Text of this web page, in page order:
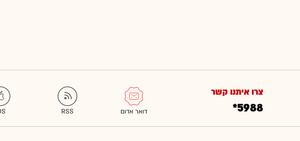
צרו איתנו קשר
*5988